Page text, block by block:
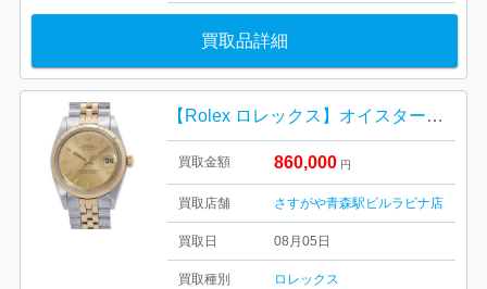
買取品詳細
【Rolex ロレックス】オイスターパペチュアル・デイトジャスト・16233・ゴールドコンビ・シャンパン文字盤・メンズ・レディース
買取金額 860,000 円
買取店舗 さすがや青森駅ビルラビナ店
買取日 08月05日
買取種別 ロレックス